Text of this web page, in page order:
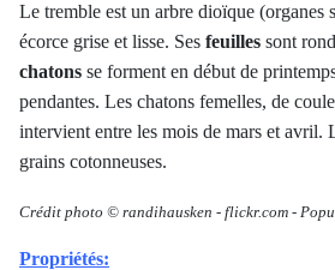
Le tremble est un arbre dioïque (organes
écorce grise et lisse. Ses feuilles sont
chatons se forment en début de
pendantes. Les chatons femelles, de
intervient entre les mois de mars et avril.
grains cotonneuses.
Crédit photo © randihausken - flickr.com -
Propriétés: